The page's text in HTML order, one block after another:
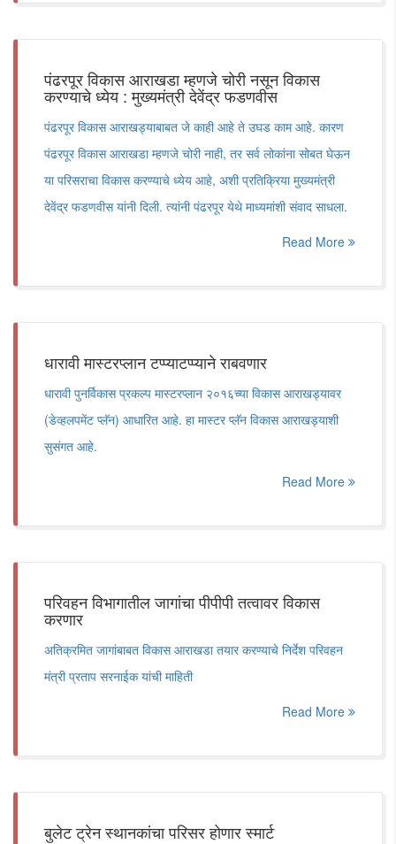
पंढरपूर विकास आराखडा म्हणजे चोरी नसून विकास
करण्याचे ध्येय : मुख्यमंत्री देवेंद्र फडणवीस
पंढरपूर विकास आराखड्याबाबत जे काही आहे ते उघड काम आहे. कारण
पंढरपूर विकास आराखडा म्हणजे चोरी नाही, तर सर्व लोकांना सोबत घेऊन
या परिसराचा विकास करण्याचे ध्येय आहे, अशी प्रतिक्रिया मुख्यमंत्री
देवेंद्र फडणवीस यांनी दिली. त्यांनी पंढरपूर येथे माध्यमांशी संवाद साधला.
Read More
धारावी मास्टरप्लान टप्प्याटप्प्याने राबवणार
धारावी पुनर्विकास प्रकल्प मास्टरप्लान २०१६च्या विकास आराखड्यावर
(डेव्हलपमेंट प्लॅन) आधारित आहे. हा मास्टर प्लॅन विकास आराखड्याशी
सुसंगत आहे.
Read More
परिवहन विभागातील जागांचा पीपीपी तत्वावर विकास
करणार
अतिक्रमित जागांबाबत विकास आराखडा तयार करण्याचे निर्देश परिवहन
मंत्री प्रताप सरनाईक यांची माहिती
Read More
बुलेट ट्रेन स्थानकांचा परिसर होणार स्मार्ट